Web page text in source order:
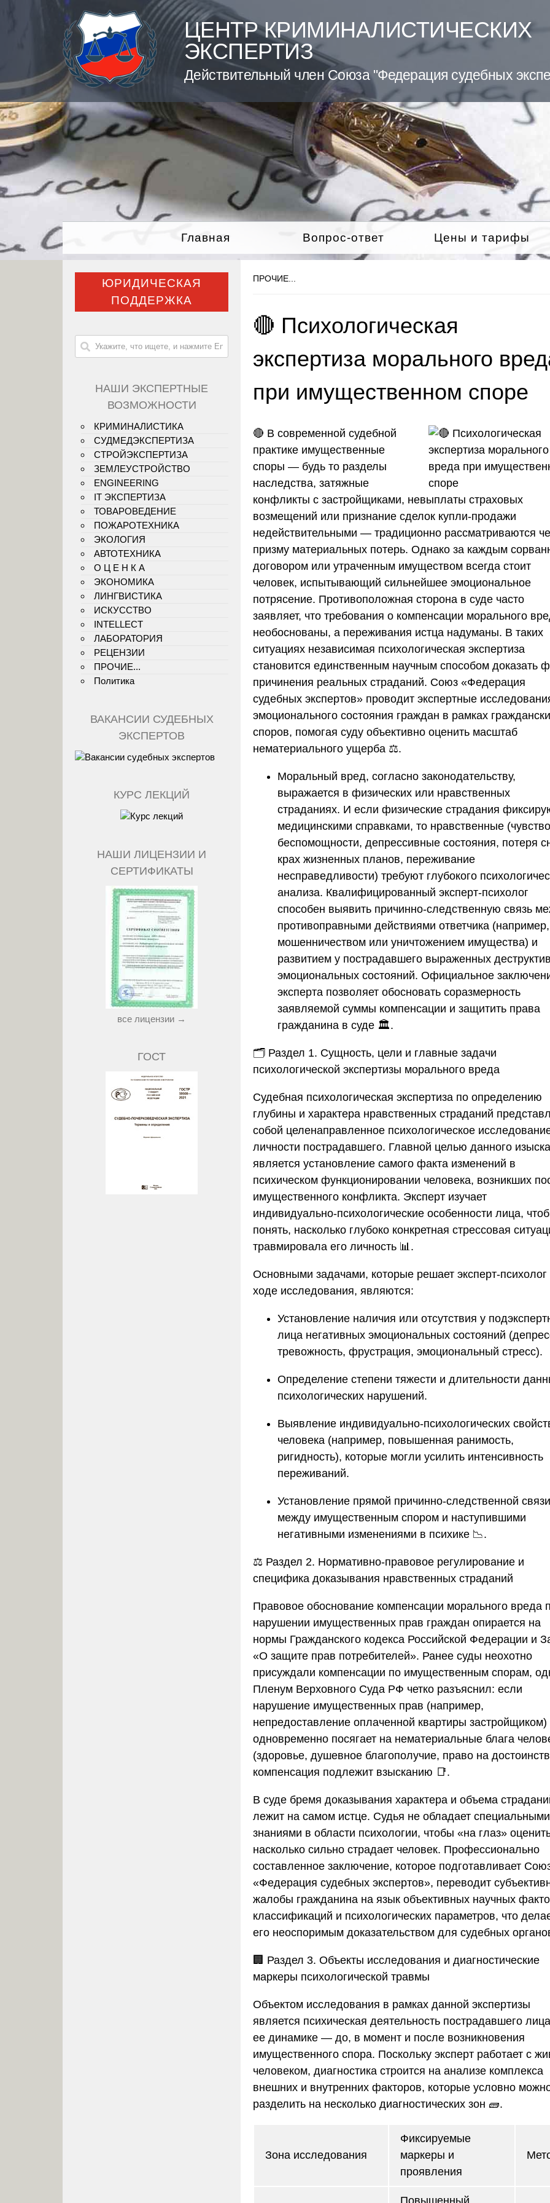
ЦЕНТР КРИМИНАЛИСТИЧЕСКИХ
ЭКСПЕРТИЗ
Действительный член Союза "Федерация судебных
Главная Вопрос-ответ Цены и тарифы
ПРОЧИЕ...
🔴 Психологическая
экспертиза морального
при имущественном споре
🔴 В современной судебной
практике имущественные
споры — будь то разделы
наследства, затяжные
конфликты с застройщиками, невыплаты страховых
возмещений или признание сделок купли-продажи
недействительными — традиционно рассматриваются
призму материальных потерь. Однако за каждым
договором или утраченным имуществом всегда стоит
человек, испытывающий сильнейшее эмоциональное
потрясение. Противоположная сторона в суде часто
заявляет, что требования о компенсации морального
необоснованы, а переживания истца надуманы. В таких
ситуациях независимая психологическая экспертиза
становится единственным научным способом доказать
причинения реальных страданий. Союз «Федерация
судебных экспертов» проводит экспертные
эмоционального состояния граждан в рамках
споров, помогая суду объективно оценить масштаб
нематериального ущерба ⚖️.
Моральный вред, согласно законодательству,
выражается в физических или нравственных
страданиях. И если физические страдания
медицинскими справками, то нравственные (чувство
беспомощности, депрессивные состояния, потеря
крах жизненных планов, переживание
несправедливости) требуют глубокого
анализа. Квалифицированный эксперт-психолог
способен выявить причинно-следственную связь
противоправными действиями ответчика (например,
мошенничеством или уничтожением имущества) и
развитием у пострадавшего выраженных
эмоциональных состояний. Официальное
эксперта позволяет обосновать соразмерность
заявляемой суммы компенсации и защитить права
гражданина в суде 🏛️.
🗂️ Раздел 1. Сущность, цели и главные задачи
психологической экспертизы морального вреда
Судебная психологическая экспертиза по определению
глубины и характера нравственных страданий
собой целенаправленное психологическое
личности пострадавшего. Главной целью данного
является установление самого факта изменений в
психическом функционировании человека, возникших
имущественного конфликта. Эксперт изучает
индивидуально-психологические особенности лица,
понять, насколько глубоко конкретная стрессовая
травмировала его личность 📊.
Основными задачами, которые решает эксперт-психолог
ходе исследования, являются:
Установление наличия или отсутствия у
лица негативных эмоциональных состояний
тревожность, фрустрация, эмоциональный стресс).
Определение степени тяжести и длительности
психологических нарушений.
Выявление индивидуально-психологических
человека (например, повышенная ранимость,
ригидность), которые могли усилить интенсивность
переживаний.
Установление прямой причинно-следственной связи
между имущественным спором и наступившими
негативными изменениями в психике 📉.
⚖️ Раздел 2. Нормативно-правовое регулирование и
специфика доказывания нравственных страданий
Правовое обоснование компенсации морального вреда
нарушении имущественных прав граждан опирается на
нормы Гражданского кодекса Российской Федерации и
«О защите прав потребителей». Ранее суды неохотно
присуждали компенсации по имущественным спорам,
Пленум Верховного Суда РФ четко разъяснил: если
нарушение имущественных прав (например,
непредоставление оплаченной квартиры застройщиком)
одновременно посягает на нематериальные блага
(здоровье, душевное благополучие, право на
компенсация подлежит взысканию 📑.
В суде бремя доказывания характера и объема
лежит на самом истце. Судья не обладает специальными
знаниями в области психологии, чтобы «на глаз»
насколько сильно страдает человек. Профессионально
составленное заключение, которое подготавливает
«Федерация судебных экспертов», переводит
жалобы гражданина на язык объективных научных
классификаций и психологических параметров, что
его неоспоримым доказательством для судебных
🏢 Раздел 3. Объекты исследования и диагностические
маркеры психологической травмы
Объектом исследования в рамках данной экспертизы
является психическая деятельность пострадавшего
ее динамике — до, в момент и после возникновения
имущественного спора. Поскольку эксперт работает с
человеком, диагностика строится на анализе комплекса
внешних и внутренних факторов, которые условно
разделить на несколько диагностических зон 🧱.
Зона исследования
Фиксируемые
маркеры и
проявления
ЮРИДИЧЕСКАЯ
ПОДДЕРЖКА
НАШИ ЭКСПЕРТНЫЕ
ВОЗМОЖНОСТИ
КРИМИНАЛИСТИКА
СУДМЕДЭКСПЕРТИЗА
СТРОЙЭКСПЕРТИЗА
ЗЕМЛЕУСТРОЙСТВО
ENGINEERING
IT ЭКСПЕРТИЗА
ТОВАРОВЕДЕНИЕ
ПОЖАРОТЕХНИКА
ЭКОЛОГИЯ
АВТОТЕХНИКА
О Ц Е Н К А
ЭКОНОМИКА
ЛИНГВИСТИКА
ИСКУССТВО
INTELLECT
ЛАБОРАТОРИЯ
РЕЦЕНЗИИ
ПРОЧИЕ...
Политика
ВАКАНСИИ СУДЕБНЫХ
ЭКСПЕРТОВ
КУРС ЛЕКЦИЙ
НАШИ ЛИЦЕНЗИИ И
СЕРТИФИКАТЫ
все лицензии →
ГОСТ